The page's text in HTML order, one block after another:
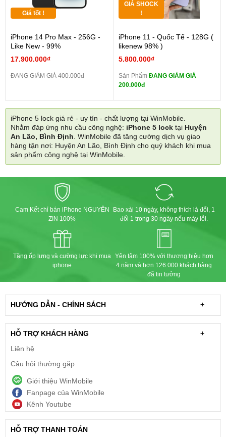
Giá tốt !
iPhone 14 Pro Max - 256G -
Like New - 99%
17.900.000₫
ĐANG GIẢM GIÁ 400.000đ
GIÁ SHOCK
!
iPhone 11 - Quốc Tế - 128G (
likenew 98% )
5.800.000₫
Sản Phẩm ĐANG GIẢM GIÁ
200.000đ
iPhone 5 lock giá rẻ - uy tín - chất lượng tại WinMobile.
Nhằm đáp ứng nhu cầu công nghệ: iPhone 5 lock tại Huyện
An Lão, Bình Định. WinMobile đã tăng cường dịch vụ giao
hàng tận nơi: Huyện An Lão, Bình Định cho quý khách khi mua
sản phẩm công nghệ tại WinMobile.
Cam Kết chỉ bán iPhone NGUYÊN
ZIN 100%
Bao xài 10 ngày, không thích là đổi, 1
đổi 1 trong 30 ngày nếu máy lỗi.
Tặng ốp lưng và cường lực khi mua
iphone
Yên tâm 100% với thương hiệu hơn
4 năm và hơn 126.000 khách hàng
đã tin tưởng
HƯỚNG DẪN - CHÍNH SÁCH +
HỖ TRỢ KHÁCH HÀNG
+
Liên hệ
Câu hỏi thường gặp
Giới thiệu WinMobile
Fanpage của WinMobile
Kênh Youtube
HỖ TRỢ THANH TOÁN